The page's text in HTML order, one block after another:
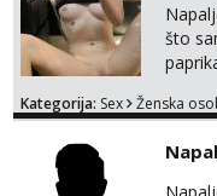
što
bilo
tamo,
Kategorija: Sex Ženska